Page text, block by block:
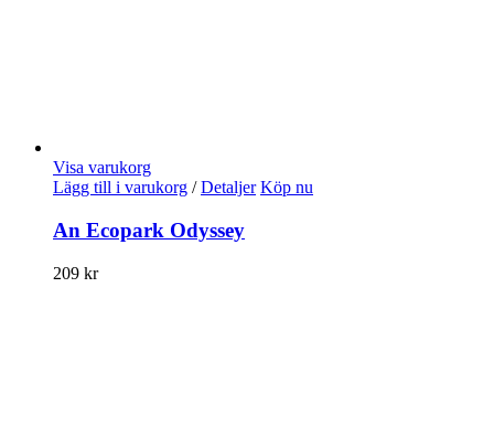
Visa varukorg
Lägg till i varukorg / Detaljer Köp nu
An Ecopark Odyssey
209 kr